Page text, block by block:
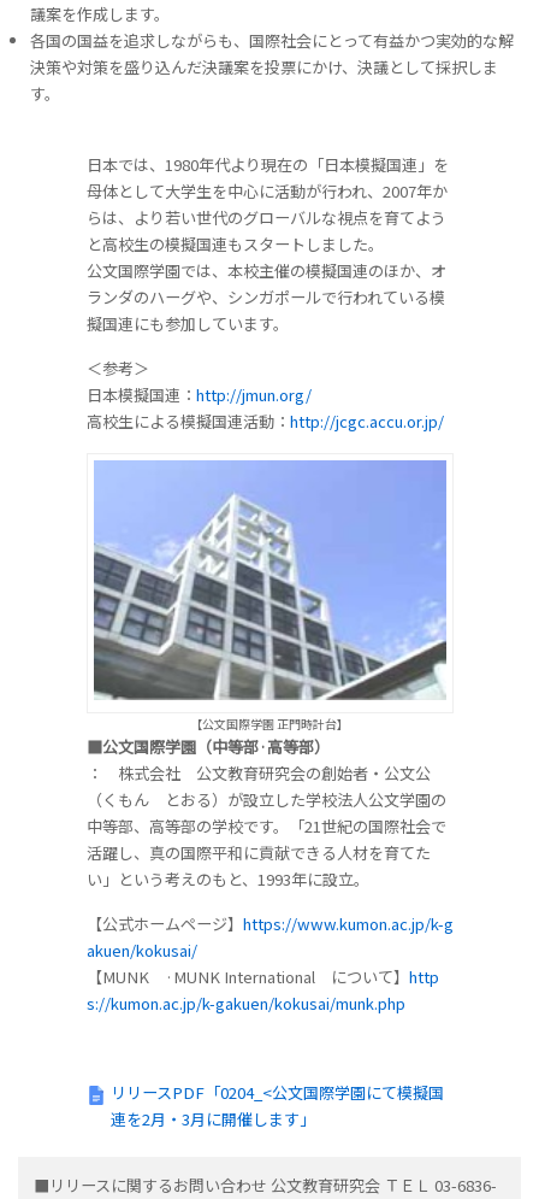
議案を作成します。
各国の国益を追求しながらも、国際社会にとって有益かつ実効的な解
決策や対策を盛り込んだ決議案を投票にかけ、決議として採択しま
す。
日本では、1980年代より現在の「日本模擬国連」を
母体として大学生を中心に活動が行われ、2007年か
らは、より若い世代のグローバルな視点を育てよう
と高校生の模擬国連もスタートしました。
公文国際学園では、本校主催の模擬国連のほか、オ
ランダのハーグや、シンガポールで行われている模
擬国連にも参加しています。
＜参考＞
日本模擬国連： http://jmun.org/
高校生による模擬国連活動： http://jcgc.accu.or.jp/
【公文国際学園 正門時計台】
■公文国際学園（中等部·高等部）
： 株式会社 公文教育研究会の創始者・公文公
（くもん とおる）が設立した学校法人公文学園の
中等部、高等部の学校です。「21世紀の国際社会で
活躍し、真の国際平和に貢献できる人材を育てた
い」という考えのもと、1993年に設立。
【公式ホームページ】 https://www.kumon.ac.jp/k-g
akuen/kokusai/
【MUNK ·MUNK International について】 http
s://kumon.ac.jp/k-gakuen/kokusai/munk.php
リリースPDF「0204_<公文国際学園にて模擬国
連を2月・3月に開催します」
■リリースに関するお問い合わせ 公文教育研究会 ＴＥＬ 03-6836-